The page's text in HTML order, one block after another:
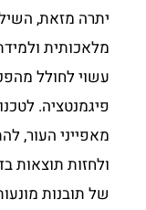
יתרה מזאת,
מלאכותית
עשוי לחולל
פיגמנטציה.
מאפייני העור,
ולחזות תוצאות
של תובנות